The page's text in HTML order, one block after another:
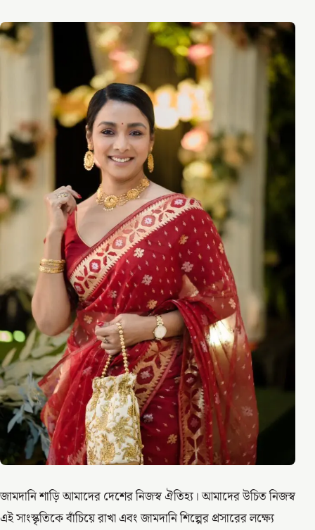
জামদানি শাড়ি আমাদের দেশের নিজস্ব ঐতিহ্য। আমাদের উচিত নিজস্ব
এই সাংস্কৃতিকে বাঁচিয়ে রাখা এবং জামদানি শিল্পের প্রসারের লক্ষ্যে